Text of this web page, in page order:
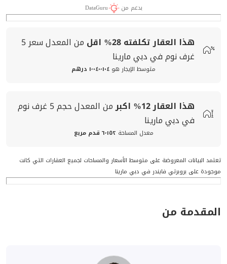
بدعم من DataGuru
هذا العقار تكلفته28% اقل من المعدلسعر5
غرف نوم في دبي مارينا
متوسط الإيجار هو ١٬٠٤٠٬١٠٤ درهم
هذا العقار12% اكبرمن المعدلحجم
5 غرف نوم
في دبي مارينا
معدل المساحة ٦٬١٥٢ قدم مربع
تعتمد البيانات المعروضة على متوسط الأسعار والمساحات لجميع العقارات التي كانت
موجودة على بروبرتي فايندر في دبي مارينا
المقدمة من